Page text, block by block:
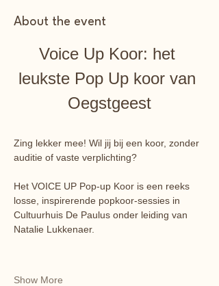
About the event
Voice Up Koor: het
leukste Pop Up koor van
Oegstgeest
Zing lekker mee!​ Wil jij bij een koor, zonder
auditie of vaste verplichting?
Het VOICE UP Pop-up Koor is een reeks
losse, inspirerende popkoor-sessies in
Cultuurhuis De Paulus onder leiding van
Natalie Lukkenaer.
Show More